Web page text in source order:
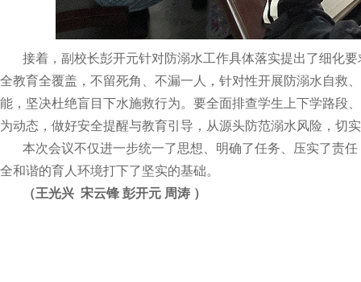
接着，副校长彭开元针对防溺水工作具体落实提出了细化要
全教育全覆盖，不留死角、不漏一人，针对性开展防溺水自救
能，坚决杜绝盲目下水施救行为。要全面排查学生上下学路段
为动态，做好安全提醒与教育引导，从源头防范溺水风险，切
本次会议不仅进一步统一了思想、明确了任务、压实了责任
全和谐的育人环境打下了坚实的基础。
（王光兴 宋云锋 彭开元 周涛 ）